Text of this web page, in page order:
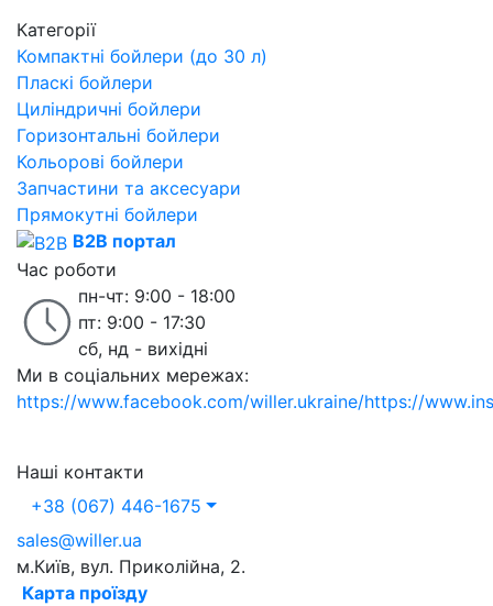
Категорії
Компактні бойлери (до 30 л)
Пласкі бойлери
Циліндричні бойлери
Горизонтальні бойлери
Кольорові бойлери
Запчастини та аксесуари
Прямокутні бойлери
B2B портал
Час роботи
пн-чт: 9:00 - 18:00
пт: 9:00 - 17:30
сб, нд - вихідні
Ми в соціальних мережах:
https://www.facebook.com/willer.ukraine/https://
Наші контакти
+38 (067) 446-1675
sales@willer.ua
м.Київ, вул. Приколійна, 2.
Карта проїзду